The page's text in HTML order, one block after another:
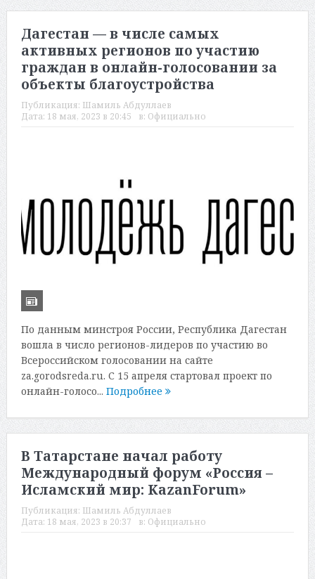
Дагестан — в числе самых
активных регионов по участию
граждан в онлайн-голосовании за
объекты благоустройства
Публикация: Шамиль Абдуллаев
Дата: 18 мая, 2023 в 20:45 в: Официально
По данным минстроя России, Республика Дагестан
вошла в число регионов-лидеров по участию во
Всероссийском голосовании на сайте
za.gorodsreda.ru. С 15 апреля стартовал проект по
онлайн-голосо... Подробнее
В Татарстане начал работу
Международный форум «Россия –
Исламский мир: KazanForum»
Публикация: Шамиль Абдуллаев
Дата: 18 мая, 2023 в 20:37 в: Официально